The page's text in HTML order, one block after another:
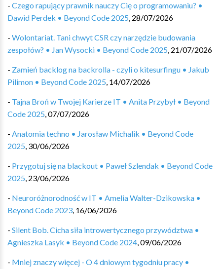
- Czego rapujący prawnik nauczy Cię o programowaniu? •
Dawid Perdek • Beyond Code 2025, 28/07/2026
- Wolontariat. Tani chwyt CSR czy narzędzie budowania
zespołów? • Jan Wysocki • Beyond Code 2025, 21/07/2026
- Zamień backlog na backrolla - czyli o kitesurfingu • Jakub
Pilimon • Beyond Code 2025, 14/07/2026
- Tajna Broń w Twojej Karierze IT • Anita Przybył • Beyond
Code 2025,07/07/2026
- Anatomia techno • Jarosław Michalik • Beyond Code
2025, 30/06/2026
- Przygotuj się na blackout • Paweł Szlendak • Beyond Code
2025, 23/06/2026
- Neuroróżnorodność w IT • Amelia Walter-Dzikowska •
Beyond Code 2023, 16/06/2026
- Silent Bob. Cicha siła introwertycznego przywództwa •
Agnieszka Lasyk • Beyond Code 2024,09/06/2026
- Mniej znaczy więcej - O 4 dniowym tygodniu pracy •